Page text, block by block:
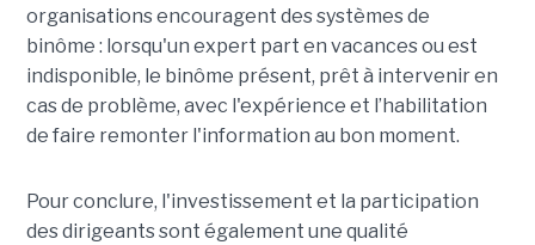
organisations encouragent des systèmes de
binôme : lorsqu'un expert part en vacances ou est
indisponible, le binôme présent, prêt à intervenir en
cas de problème, avec l'expérience et l’habilitation
de faire remonter l'information au bon moment.
Pour conclure, l'investissement et la participation
des dirigeants sont également une qualité